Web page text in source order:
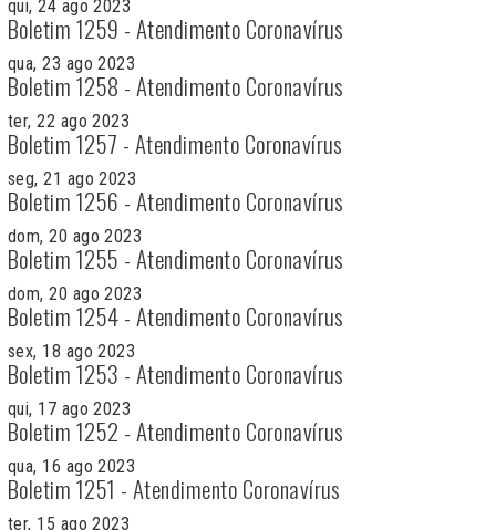
qui, 24 ago 2023
Boletim 1259 - Atendimento Coronavírus
qua, 23 ago 2023
Boletim 1258 - Atendimento Coronavírus
ter, 22 ago 2023
Boletim 1257 - Atendimento Coronavírus
seg, 21 ago 2023
Boletim 1256 - Atendimento Coronavírus
dom, 20 ago 2023
Boletim 1255 - Atendimento Coronavírus
dom, 20 ago 2023
Boletim 1254 - Atendimento Coronavírus
sex, 18 ago 2023
Boletim 1253 - Atendimento Coronavírus
qui, 17 ago 2023
Boletim 1252 - Atendimento Coronavírus
qua, 16 ago 2023
Boletim 1251 - Atendimento Coronavírus
ter, 15 ago 2023